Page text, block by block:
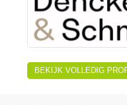
BEKIJK VOLLEDIG